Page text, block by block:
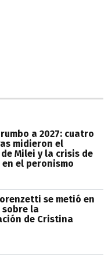
a 2027: cuatro
midieron el
Milei y la crisis de
el peronismo
se metió en
la
de Cristina